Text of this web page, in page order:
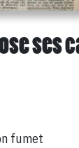
ses
fumet